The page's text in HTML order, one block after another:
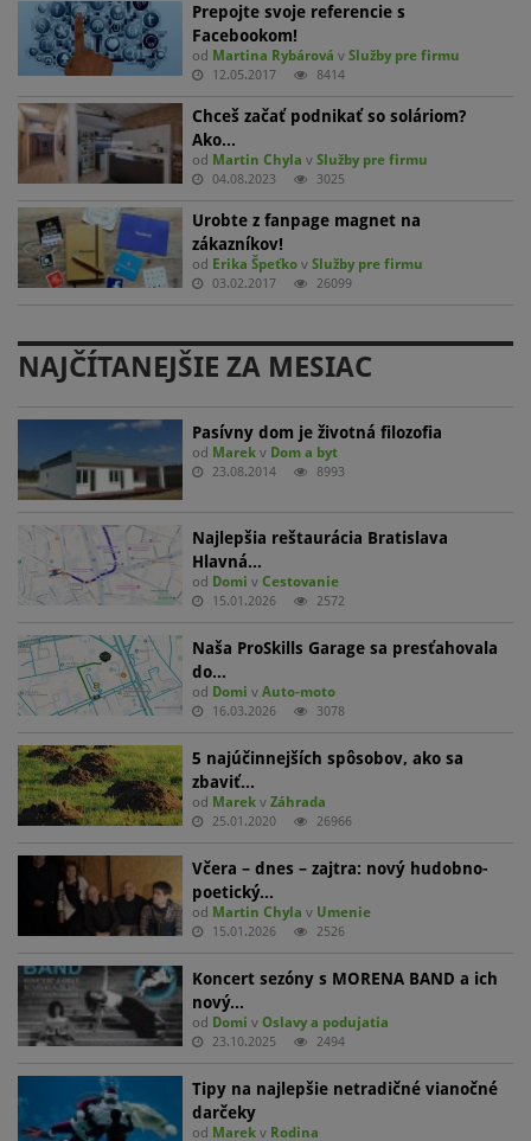
Prepojte svoje referencie s
Facebookom!
od Martina Rybárová vSlužby pre firmu
12.05.2017 8414
Chceš začať podnikať so soláriom?
Ako…
od Martin Chyla vSlužby pre firmu
04.08.2023 3025
Urobte z fanpage magnet na
zákazníkov!
od Erika Špeťko vSlužby pre firmu
03.02.2017 26099
NAJČÍTANEJŠIE ZA MESIAC
Pasívny dom je životná filozofia
od Marek v Dom a byt
23.08.2014 8993
Najlepšia reštaurácia Bratislava
Hlavná…
od Domi vCestovanie
15.01.2026 2572
Naša ProSkills Garage sa presťahovala
do…
od Domi vAuto-moto
16.03.2026 3078
5 najúčinnejších spôsobov, ako sa
zbaviť…
od Marek vZáhrada
25.01.2020 26966
Včera – dnes – zajtra: nový hudobno-
poetický…
od Martin Chyla v Umenie
15.01.2026 2526
Koncert sezóny s MORENA BAND a ich
nový…
od Domi vOslavy a podujatia
23.10.2025 2494
Tipy na najlepšie netradičné vianočné
darčeky
od Marek v Rodina